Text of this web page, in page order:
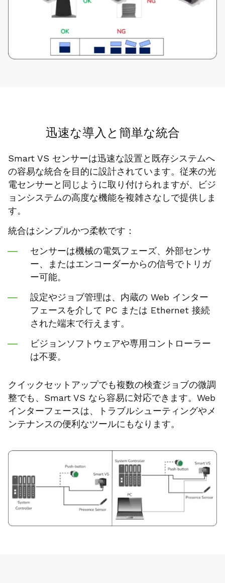
迅速な導入と簡単な統合
Smart VS センサーは迅速な設置と既存システムへ
の容易な統合を目的に設計されています。従来の光
電センサーと同じように取り付けられますが、ビジ
ョンシステムの高度な機能を複雑さなしで提供しま
す。
統合はシンプルかつ柔軟です：
センサーは機械の電気フェーズ、外部センサ
ー、またはエンコーダーからの信号でトリガ
ー可能。
設定やジョブ管理は、内蔵の Web インター
フェースを介して PC または Ethernet 接続
された端末で行えます。
ビジョンソフトウェアや専用コントローラー
は不要。
クイックセットアップでも複数の検査ジョブの微調
整でも、Smart VS なら容易に対応できます。Web
インターフェースは、トラブルシューティングやメ
ンテナンスの便利なツールにもなります。